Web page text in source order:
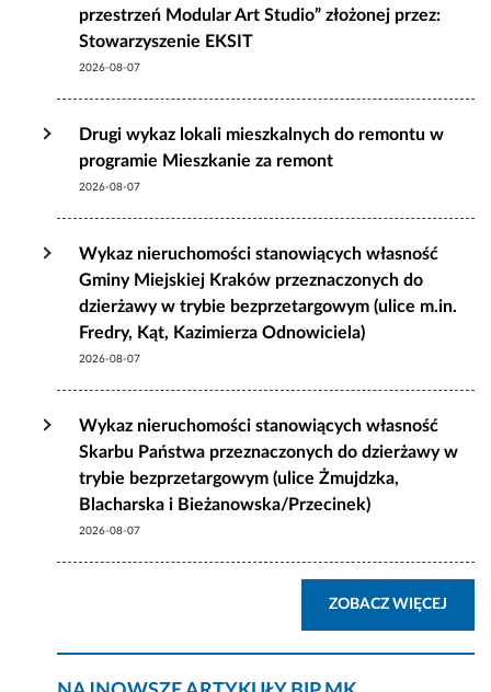
przestrzeń Modular Art Studio” złożonej przez:
Stowarzyszenie EKSIT
2026-08-07
Drugi wykaz lokali mieszkalnych do remontu w
programie Mieszkanie za remont
2026-08-07
Wykaz nieruchomości stanowiących własność
Gminy Miejskiej Kraków przeznaczonych do
dzierżawy w trybie bezprzetargowym (ulice m.in.
Fredry, Kąt, Kazimierza Odnowiciela)
2026-08-07
Wykaz nieruchomości stanowiących własność
Skarbu Państwa przeznaczonych do dzierżawy w
trybie bezprzetargowym (ulice Żmujdzka,
Blacharska i Bieżanowska/Przecinek)
2026-08-07
ZOBACZ WIĘCEJ